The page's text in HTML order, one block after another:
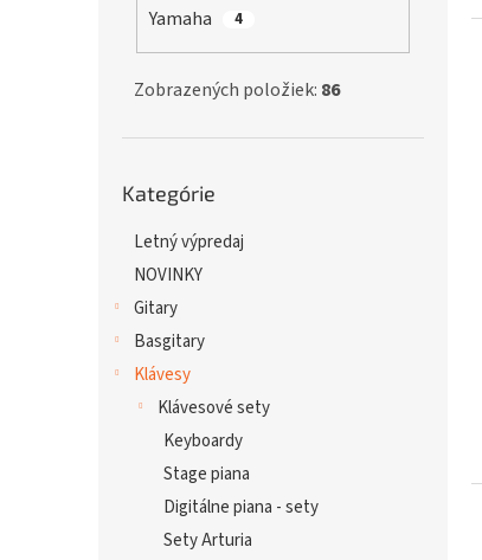
Yamaha 4
Zobrazených položiek: 86
kategórie
Kategórie
Letný výpredaj
NOVINKY
Gitary
Basgitary
Klávesy
Klávesové sety
Keyboardy
Stage piana
Digitálne piana - sety
Sety Arturia